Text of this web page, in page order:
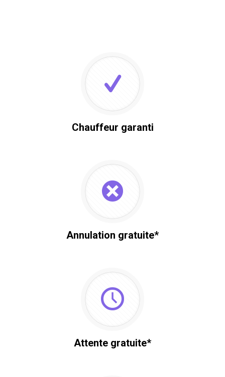
Chauffeur garanti
Annulation gratuite*
Attente gratuite*